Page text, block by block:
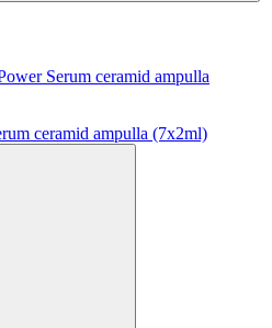
ceramid ampulla (7x2ml)